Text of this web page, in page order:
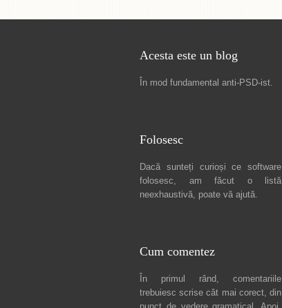
Acesta este un blog
În mod fundamental anti-PSD-ist.
Folosesc
Dacă sunteți curioși ce software
folosesc, am făcut o listă
neexhaustivă, poate vă ajută.
Cum comentez
În primul rând, comentariile
trebuiesc scrise cât mai corect, din